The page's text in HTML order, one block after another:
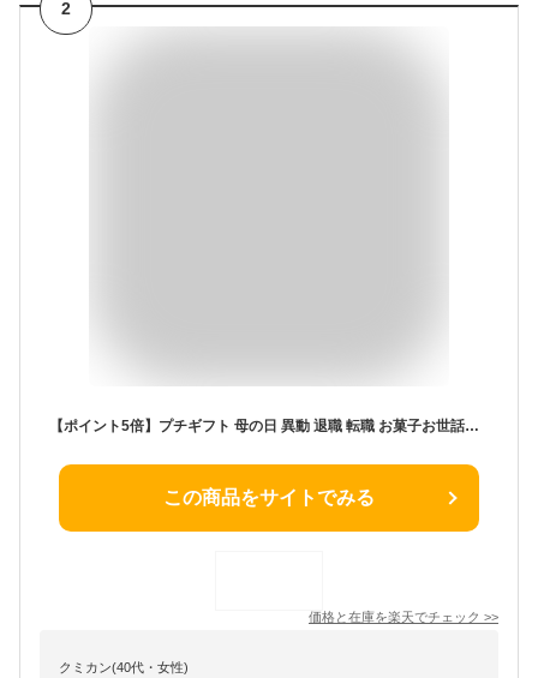
2
【ポイント5倍】プチギフト 母の日 異動 退職 転職 お菓子お世話になりました 大量 メッセージ 可愛い 手土産 内祝い お返し お礼 個包装 焼き菓子 スイーツ プレゼント ギフト お配り 記念品 300円台HF-3EC フィナンシェ 2個入 ※オンラインショップ限定
この商品をサイトでみる
価格と在庫を楽天でチェック >>
クミカン(40代・女性)